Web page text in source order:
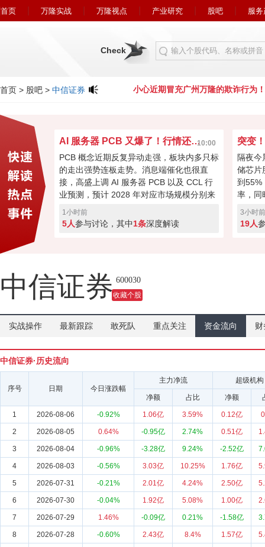
首页 万隆实战 万隆视点 产业研究 股吧 服
Check
首页 > 股吧 > 中信证券
广州万隆的欺诈行为！ 小心近期冒充广州万隆的欺诈行为！
AI 服务器 PCB 又爆了！行情还能走多远？10:00
PCB 概念近期反复异动走强，板块内多只标
的走出强势连板走势。消息端催化也很直
接，高盛上调 AI 服务器 PCB 以及 CCL 行
业预测，预计 2028 年对应市场规模分别来
到 840 亿、480 亿美元，机构上调预期给板
块带来想象空间，不过短期连续冲高之后分
1小时前
5人参与讨论，其中1条深度解读
突变
隔夜今
储芯片
到55%
率，同
及其
满，
3小时前
19人
中信证券 600030
收藏个股
实战操作 最新跟踪 敢死队 重点关注 资金流向
中信证券·历史流向
序号 日期 今日涨跌幅
主力净流 超级机构
净额 占比 净额
1 2026-08-06 -0.92% 1.06亿 3.59% 0.12亿
2 2026-08-05 0.64% -0.95亿 2.74% 0.51亿
3 2026-08-04 -0.96% -3.28亿 9.24% -2.52亿
4 2026-08-03 -0.56% 3.03亿 10.25% 1.76亿
5 2026-07-31 -0.21% 2.01亿 4.24% 2.50亿
6 2026-07-30 -0.04% 1.92亿 5.08% 1.00亿
7 2026-07-29 1.46% -0.09亿 0.21% -1.58亿
8 2026-07-28 -0.60% 2.43亿 8.4% 1.57亿